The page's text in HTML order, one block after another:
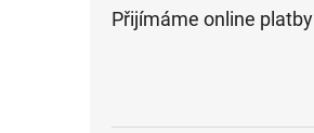
Přijímáme online platby